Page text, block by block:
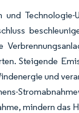
Steigende
und
mindern